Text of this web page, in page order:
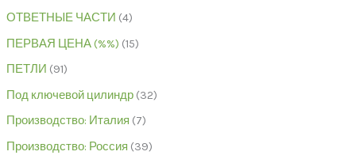
ОТВЕТНЫЕ ЧАСТИ 4
ПЕРВАЯ ЦЕНА (%%) 15
ПЕТЛИ 91
Под ключевой цилиндр 32
Производство: Италия 7
Производство: Россия 39